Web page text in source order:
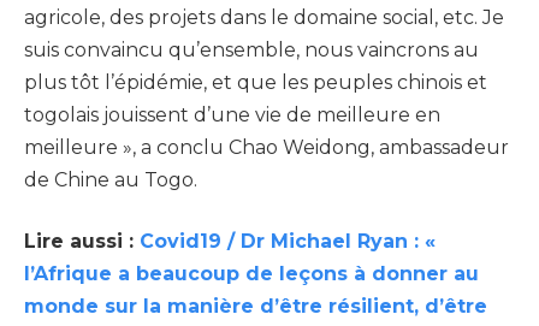
agricole, des projets dans le domaine social, etc. Je
suis convaincu qu’ensemble, nous vaincrons au
plus tôt l’épidémie, et que les peuples chinois et
togolais jouissent d’une vie de meilleure en
meilleure », a conclu Chao Weidong, ambassadeur
de Chine au Togo.
Lire aussi : Covid19 / Dr Michael Ryan : «
l’Afrique a beaucoup de leçons à donner au
monde sur la manière d’être résilient, d’être